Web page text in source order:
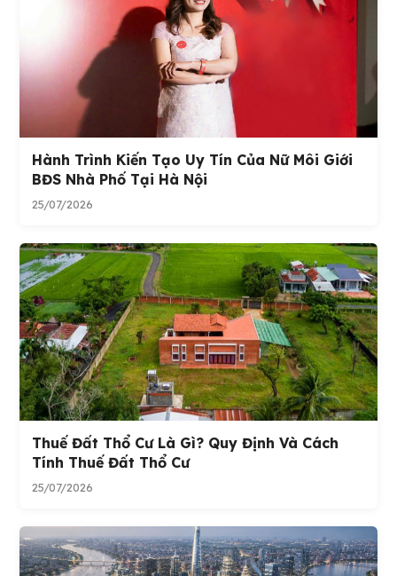
Hành Trình Kiến Tạo Uy Tín Của Nữ Môi Giới
BĐS Nhà Phố Tại Hà Nội
25/07/2026
Thuế Đất Thổ Cư Là Gì? Quy Định Và Cách
Tính Thuế Đất Thổ Cư
25/07/2026